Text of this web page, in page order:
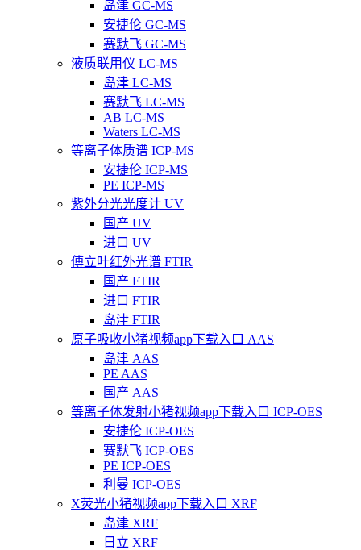
岛津 GC-MS
安捷伦 GC-MS
赛默飞 GC-MS
液质联用仪 LC-MS
岛津 LC-MS
赛默飞 LC-MS
AB LC-MS
Waters LC-MS
等离子体质谱 ICP-MS
安捷伦 ICP-MS
PE ICP-MS
紫外分光光度计 UV
国产 UV
进口 UV
傅立叶红外光谱 FTIR
国产 FTIR
进口 FTIR
岛津 FTIR
原子吸收小猪视频app下载入口 AAS
岛津 AAS
PE AAS
国产 AAS
等离子体发射小猪视频app下载入口 ICP-OES
安捷伦 ICP-OES
赛默飞 ICP-OES
PE ICP-OES
利曼 ICP-OES
X荧光小猪视频app下载入口 XRF
岛津 XRF
日立 XRF